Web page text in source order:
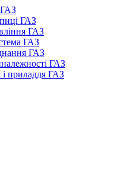
ГАЗ
ГАЗ
ГАЗ
ГАЗ
ГАЗ
ГАЗ
і приладдя ГАЗ